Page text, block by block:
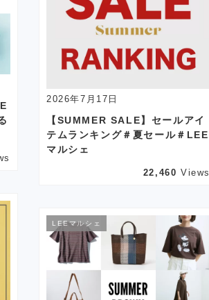
2026年7月17日
【SUMMER SALE】セールアイ
テムランキング＃夏セール＃LEE
マルシェ
22,460 Views
LEEマルシェ